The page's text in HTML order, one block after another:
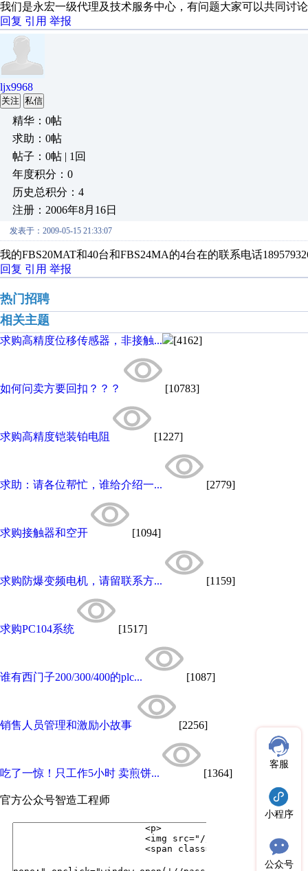
我们是永宏一级代理及技术服务中心，有问题大家可以共同讨
回复 引用 举报
ljx9968
关注 私信
精华：0帖
求助：0帖
帖子：0帖 | 1回
年度积分：0
历史总积分：4
注册：2006年8月16日
发表于：2009-05-15 21:33:07
我的FBS20MAT和40台和FBS24MA的4台在的联系电话
回复 引用 举报
热门招聘
相关主题
求购高精度位移传感器，非接触... [4162]
如何问卖方要回扣？？？ [10783]
求购高精度铠装铂电阻 [1227]
求助：请各位帮忙，谁给介绍一... [2779]
求购接触器和空开 [1094]
求购防爆变频电机，请留联系方... [1159]
求购PC104系统 [1517]
谁有西门子200/300/400的plc... [1087]
销售人员管理和激励小故事 [2256]
吃了一惊！只工作5小时 卖煎饼... [1364]
官方公众号智造工程师
客服
小程序
公众号